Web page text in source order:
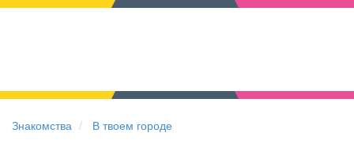
Знакомства В твоем городе